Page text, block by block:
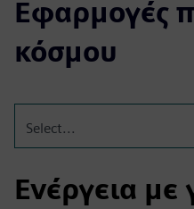
Εφαρμογές
κόσμου
Select...
Ενέργεια